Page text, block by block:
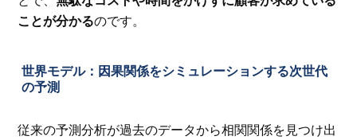
ことが分かるのです。
世界モデル：因果関係をシミュレーションする次世代
の予測
従来の予測分析が過去のデータから相関関係を見つけ出